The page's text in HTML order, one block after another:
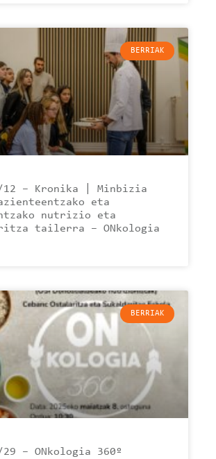
BERRIAK
12 – Kronika | Minbizia
eta
nutrizio eta
tailerra – ONkologia
BERRIAK
29 – ONkologia 360º